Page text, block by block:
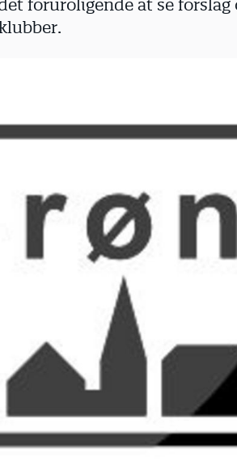
foruroligende at se